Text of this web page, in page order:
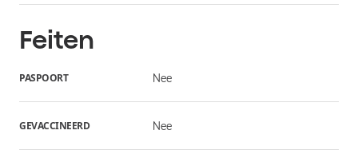
Feiten
PASPOORT Nee
GEVACCINEERD Nee